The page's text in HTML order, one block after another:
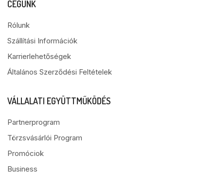
CÉGÜNK
Rólunk
Szállítási Információk
Karrierlehetőségek
Általános Szerződési Feltételek
VÁLLALATI EGYÜTTMŰKÖDÉS
Partnerprogram
Törzsvásárlói Program
Promóciok
Business